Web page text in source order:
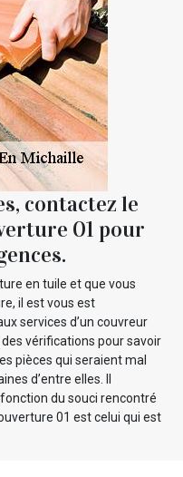
contactez le
01 pour
en tuile et que vous
il est vous est
services d’un couvreur
vérifications pour savoir
pièces qui seraient mal
d’entre elles. Il
du souci rencontré
01 est celui qui est